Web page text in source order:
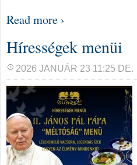
Read more ›
Hírességek menüi
2026 JANUÁR 23 11:25 DE.